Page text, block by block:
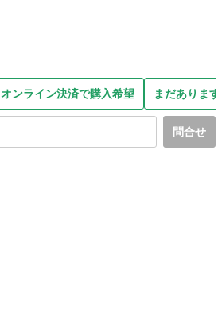
オンライン決済で購入希望 まだありま
問合せ